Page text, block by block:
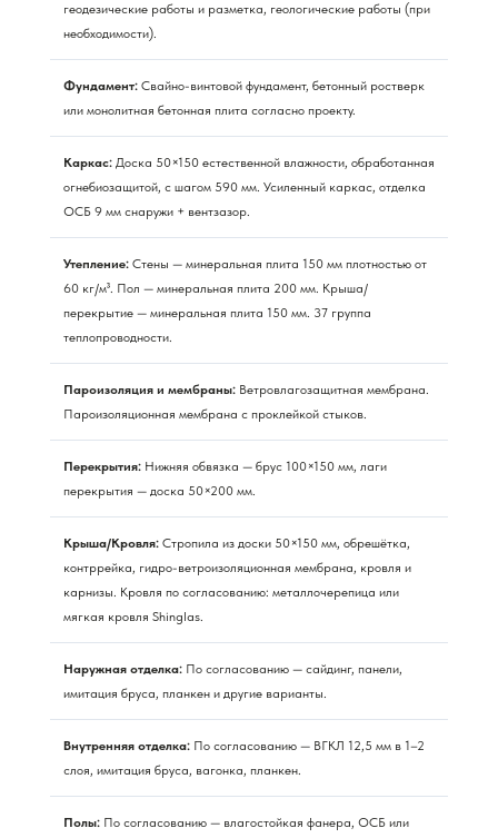
геодезические работы и разметка, геологические работы (при
необходимости).
Фундамент: Свайно-винтовой фундамент, бетонный ростверк
или монолитная бетонная плита согласно проекту.
Каркас: Доска 50×150 естественной влажности, обработанная
огнебиозащитой, с шагом 590 мм. Усиленный каркас, отделка
ОСБ 9 мм снаружи + вентзазор.
Утепление: Стены — минеральная плита 150 мм плотностью от
60 кг/м³. Пол — минеральная плита 200 мм. Крыша/
перекрытие — минеральная плита 150 мм. 37 группа
теплопроводности.
Пароизоляция и мембраны: Ветровлагозащитная мембрана.
Пароизоляционная мембрана с проклейкой стыков.
Перекрытия: Нижняя обвязка — брус 100×150 мм, лаги
перекрытия — доска 50×200 мм.
Крыша/Кровля: Стропила из доски 50×150 мм, обрешётка,
контррейка, гидро-ветроизоляционная мембрана, кровля и
карнизы. Кровля по согласованию: металлочерепица или
мягкая кровля Shinglas.
Наружная отделка: По согласованию — сайдинг, панели,
имитация бруса, планкен и другие варианты.
Внутренняя отделка: По согласованию — ВГКЛ 12,5 мм в 1–2
слоя, имитация бруса, вагонка, планкен.
Полы: По согласованию — влагостойкая фанера, ОСБ или